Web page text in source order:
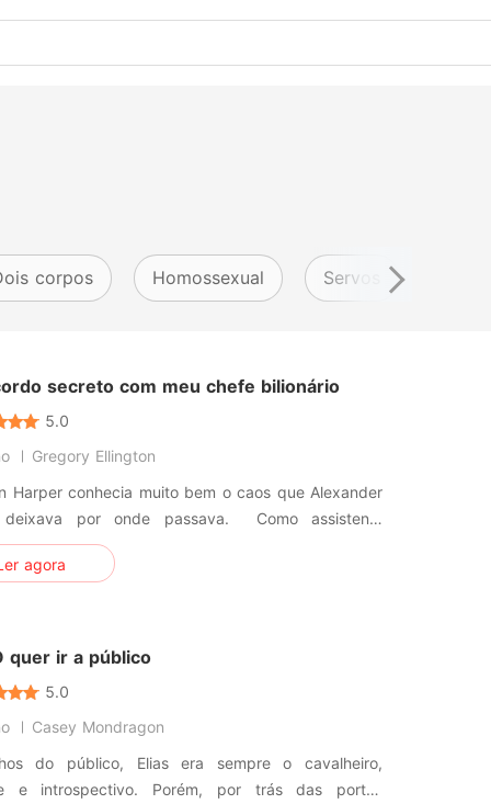
corpos Homossexual Servos
secreto com meu chefe bilionário
5.0
Gregory Ellington
Harper conhecia muito bem o caos que Alexander
por onde passava. Como assistente
do CEO bilionário, ela já havia resolvido inúmeros
acalmado ex-namoradas e impedido que a
agora
quer ir a público
5.0
Casey Mondragon
do público, Elias era sempre o cavalheiro,
e introspectivo. Porém, por trás das portas